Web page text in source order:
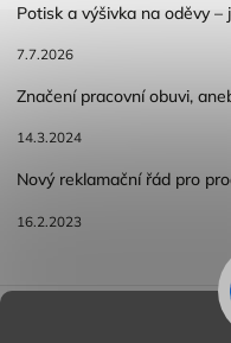
Potisk a výšivka na oděvy
7.7.2026
Značení pracovní obuvi,
14.3.2024
Nový reklamační řád pro
16.2.2023
Reklamace a vracení